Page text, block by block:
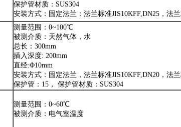
保护管材质：SUS304
安装方式：固定法兰：法兰标准JIS10KFF,DN25，法
测量范围：0~100℃
被测介质：天然气体，水
总长：300mm
插入深度: 200mm
直经:Φ10mm
安装方式：固定法兰，法兰标准JIS10KFF,DN20，法
保护管：15， 保护管材质：SUS304
测量范围：0~60℃
被测介质：电气室温度